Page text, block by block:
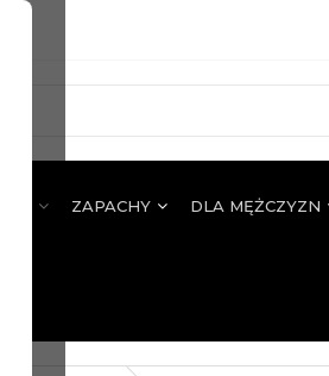
ZAPACHY DLA MĘŻCZYZN